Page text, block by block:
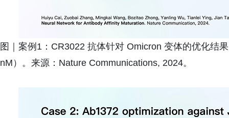
图｜案例1：CR3022 抗体针对 Omicron 变体的优化结
nM）。来源：Nature Communications, 2024。